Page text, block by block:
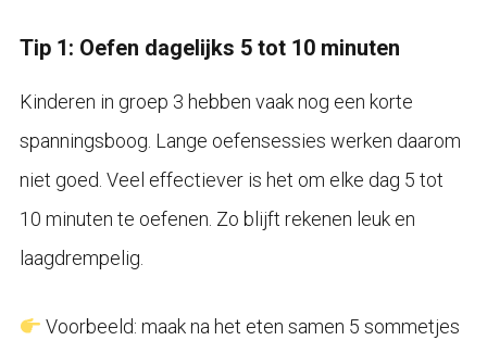
Tip 1: Oefen dagelijks 5 tot 10 minuten
Kinderen in groep 3 hebben vaak nog een korte
spanningsboog. Lange oefensessies werken daarom
niet goed. Veel effectiever is het om elke dag 5 tot
10 minuten te oefenen. Zo blijft rekenen leuk en
laagdrempelig.
Voorbeeld: maak na het eten samen 5 sommetjes